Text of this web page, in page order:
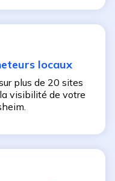
locaux
plus de 20 sites
visibilité de votre
.